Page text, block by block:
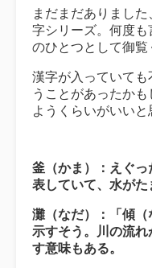
まだまだありまし
字シリーズ。何度
のひとつとして御覧
漢字が入っていて
うことがあったか
ようくらいがいいと
釜（かま）：えぐ
表していて、水がた
灘（なだ）：「傾
示すそう。川の流
す意味もある。